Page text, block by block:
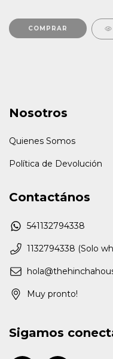
Nosotros
Quienes Somos
Política de Devolución
Contactános
541132794338
1132794338 (Solo
Muy pronto!
Sigamos